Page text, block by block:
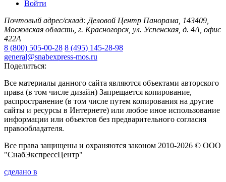
Войти
Почтовый адрес/склад: Деловой Центр Панорама, 143409,
Московская область, г. Красногорск, ул. Успенская, д. 4А, офис
422А
8 (800) 505-00-28 8 (495) 145-28-98
general@snabexpress-mos.ru
Поделиться:
Все материалы данного сайта являются объектами авторского
права (в том числе дизайн) Запрещается копирование,
распространение (в том числе путем копирования на другие
сайты и ресурсы в Интернете) или любое иное использование
информации или объектов без предварительного согласия
правообладателя.
Все права защищены и охраняются законом 2010-2026 © ООО
"СнабЭкспрессЦентр"
сделано в